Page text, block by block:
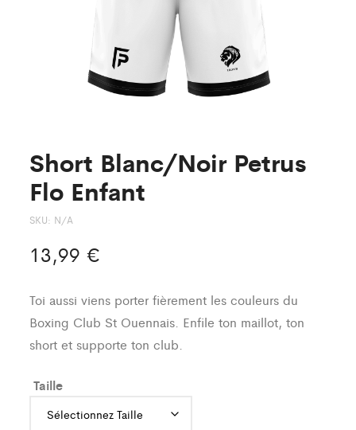
Short Blanc/Noir Petrus
Flo Enfant
SKU: N/A
13,99 €
Toi aussi viens porter fièrement les couleurs du
Boxing Club St Ouennais. Enfile ton maillot, ton
short et supporte ton club.
Taille